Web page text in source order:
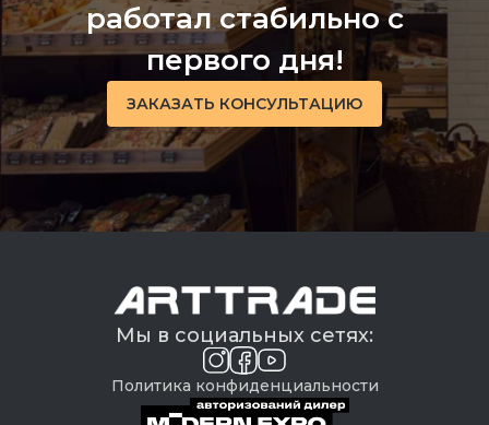
работал стабильно с
первого дня!
ЗАКАЗАТЬ КОНСУЛЬТАЦИЮ
Мы в социальных сетях:
Политика конфиденциальности